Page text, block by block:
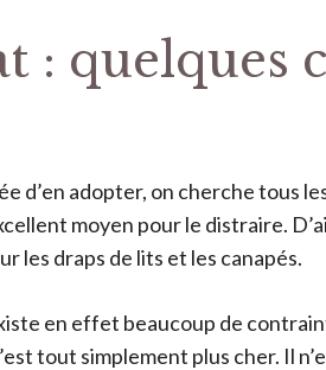
: quelques
d’en adopter, on cherche tous
moyen pour le distraire.
les draps de lits et les canapés.
en effet beaucoup de
tout simplement plus cher. Il